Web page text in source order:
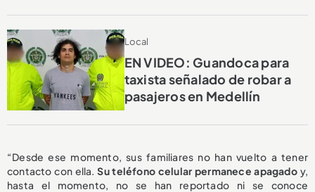
Local
EN VIDEO: Guandoca para
taxista señalado de robar a
pasajeros en Medellín
“Desde ese momento, sus familiares no han vuelto a tener
contacto con ella. Su teléfono celular permanece apagadoy,
hasta el momento, no se han reportado ni se conoce